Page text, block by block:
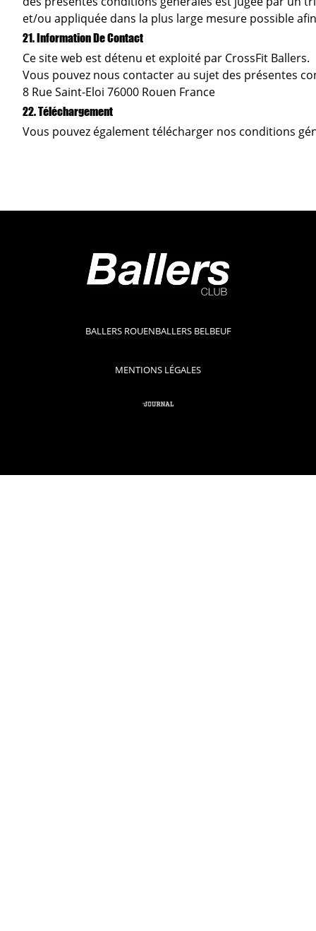
et/ou appliquée dans la plus large mesure possible
21. Information De Contact
Ce site web est détenu et exploité par CrossFit Ballers.
Vous pouvez nous contacter au sujet des présentes
8 Rue Saint-Eloi 76000 Rouen France
22. Téléchargement
Vous pouvez égalementtélécharger nos conditions
BALLERS ROUENBALLERS BELBEUF
MENTIONS LÉGALES